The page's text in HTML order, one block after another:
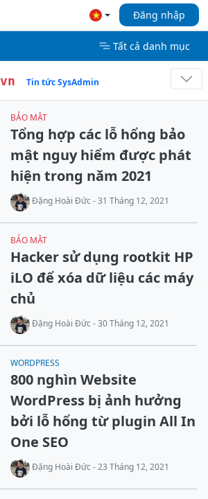
Đăng nhập
Tất cả danh mục
Tin tức SysAdmin
BẢO MẬT
Tổng hợp các lỗ hổng bảo
mật nguy hiểm được phát
hiện trong năm 2021
Đặng Hoài Đức - 31 Tháng 12, 2021
BẢO MẬT
Hacker sử dụng rootkit HP
iLO để xóa dữ liệu các máy
chủ
Đặng Hoài Đức - 30 Tháng 12, 2021
WORDPRESS
800 nghìn Website
WordPress bị ảnh hưởng
bởi lỗ hổng từ plugin All In
One SEO
Đặng Hoài Đức - 23 Tháng 12, 2021